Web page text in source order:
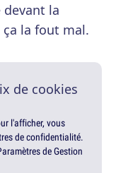
la
la fout mal.
de cookies
l'afficher, vous
de confidentialité.
de Gestion